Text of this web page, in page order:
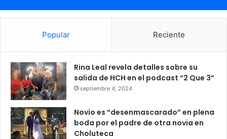
Popular Reciente
Rina Leal revela detalles sobre su
salida de HCH en el podcast “2 Que 3”
septiembre 4, 2024
Novio es “desenmascarado” en plena
boda por el padre de otra novia en
Choluteca